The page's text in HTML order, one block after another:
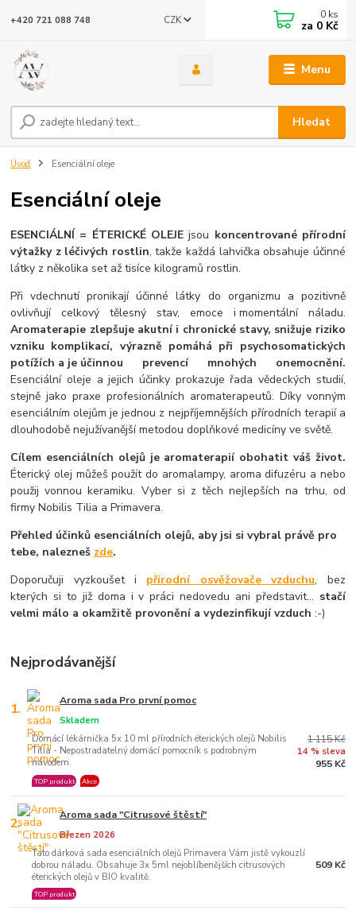
Menu
CZK
Hledat
+420 721 088 748 0 ks
za 0 Kč
Úvod Esenciální oleje
Esenciální oleje
ESENCIÁLNÍ = ÉTERICKÉ OLEJEjsou koncentrované přírodní
výtažky z léčivých rostlin, takže každá lahvička obsahuje účinné
látky z několika set až tisíce kilogramů rostlin.
Při vdechnutí pronikají účinné látky do organizmu a pozitivně
ovlivňují celkový tělesný stav, emoce i momentální náladu.
Aromaterapie zlepšuje akutní i chronické stavy, snižuje riziko
vzniku komplikací, výrazně pomáhá při psychosomatických
potížích a je účinnou prevencí mnohých onemocnění.
Esenciální oleje a jejich účinky prokazuje řada vědeckých studií,
stejně jako praxe profesionálních aromaterapeutů. Díky vonným
esenciálním olejům je jednou z nejpříjemnějších přírodních terapií a
dlouhodobě nejužívanější metodou doplňkové medicíny ve světě.
Cílem esenciálních olejů je aromaterapií obohatit váš život.
Éterický olej můžeš použít do aromalampy, aroma difuzéru a nebo
použij vonnou keramiku. Vyber si z těch nejlepších na trhu, od
firmy Nobilis Tilia a Primavera.
Přehled účinků esenciálních olejů, aby jsi si vybral právě pro
tebe, nalezneš zde.
Doporučuji vyzkoušet i přírodní osvěžovače vzduchu, bez
kterých si to již doma i v práci nedovedu ani představit... stačí
velmi málo a okamžitě provonění a vydezinfikují vzduch:-)
Nejprodávanější
1. Aroma sada Pro první pomoc
Domácí lékárnička 5x 10 ml přírodních éterických olejů Nobilis
Tilia - Nepostradatelný domácí pomocník s podrobným
návodem.
Skladem
TOP produkt Akce
1 115 Kč
14 % sleva
955 Kč
2. Aroma sada "Citrusové štěstí"
Tato dárková sada esenciálních olejů Primavera Vám jistě vykouzlí
dobrou náladu. Obsahuje 3x 5ml nejoblíbenějších citrusových
éterických olejů v BIO kvalitě.
Březen 2026
TOP produkt
509 Kč